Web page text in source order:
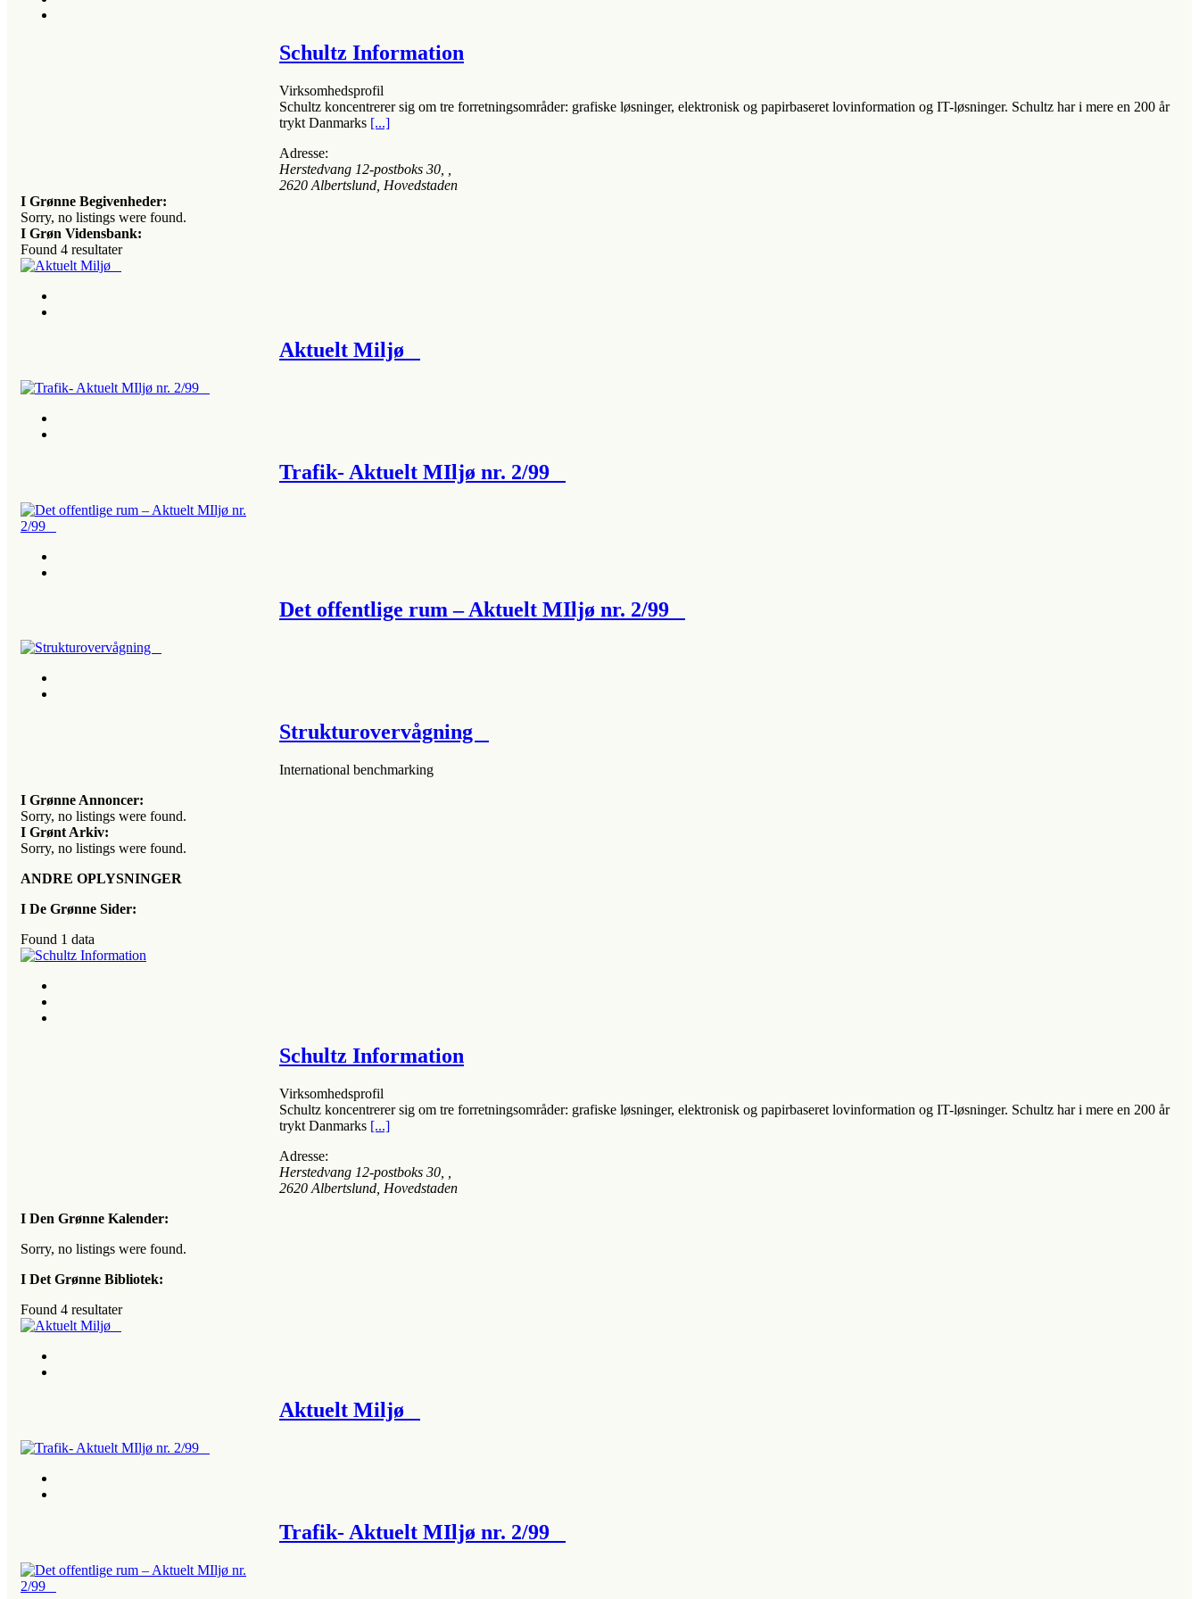
Schultz Information
Virksomhedsprofil
Schultz koncentrerer sig om tre forretningsområder: grafiske løsninger, elektronisk og papirbaseret lovinformation og IT-løsninger. Schultz har i mere en 200 år
trykt Danmarks [...]
Adresse:
Herstedvang 12-postboks 30
2620 Albertslund, Hovedstaden
I Grønne Begivenheder:
Sorry, no listings were found.
I Grøn Vidensbank:
Found 4 resultater
Aktuelt Miljø
Trafik- Aktuelt MIljø nr. 2/99
Det offentlige rum – Aktuelt MIljø nr. 2/99
Strukturovervågning
International benchmarking
I Grønne Annoncer:
Sorry, no listings were found.
I Grønt Arkiv:
Sorry, no listings were found.
ANDRE OPLYSNINGER
I De Grønne Sider:
Found 1 data
Schultz Information
Virksomhedsprofil
Schultz koncentrerer sig om tre forretningsområder: grafiske løsninger, elektronisk og papirbaseret lovinformation og IT-løsninger. Schultz har i mere en 200 år
trykt Danmarks [...]
Adresse:
Herstedvang 12-postboks 30
2620 Albertslund, Hovedstaden
I Den Grønne Kalender:
Sorry, no listings were found.
I Det Grønne Bibliotek:
Found 4 resultater
Aktuelt Miljø
Trafik- Aktuelt MIljø nr. 2/99